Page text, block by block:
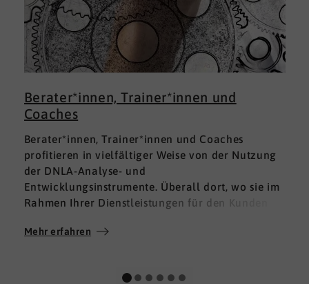
Berater*innen, Trainer*innen und
Coaches
Berater*innen, Trainer*innen und Coaches
profitieren in vielfältiger Weise von der Nutzung
der DNLA-Analyse- und
Entwicklungsinstrumente. Überall dort, wo sie im
Rahmen Ihrer Dienstleistungen für den Kunden
Soft Skills brauchen, finden sie in DNLA den
Mehr erfahren